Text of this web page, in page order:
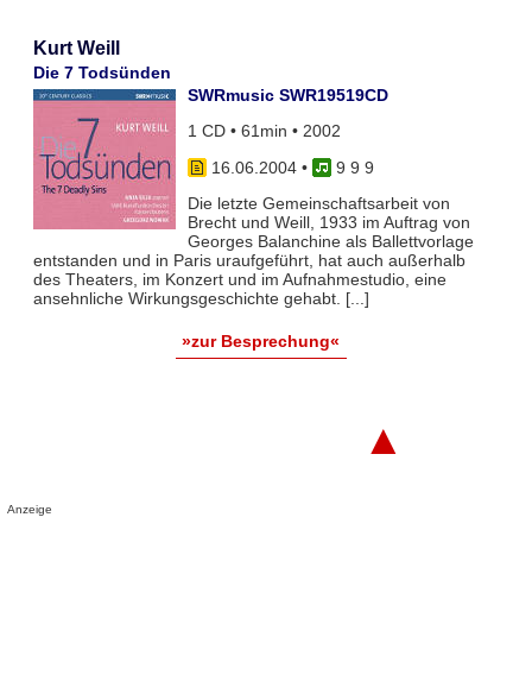
Kurt Weill
Die 7 Todsünden
SWRmusic SWR19519CD
1 CD • 61min • 2002
16.06.2004•
9 9 9
Die letzte Gemeinschaftsarbeit von
Brecht und Weill, 1933 im Auftrag von
Georges Balanchine als Ballettvorlage
entstanden und in Paris uraufgeführt, hat auch außerhalb
des Theaters, im Konzert und im Aufnahmestudio, eine
ansehnliche Wirkungsgeschichte gehabt. [...]
»zur Besprechung«
▲
Anzeige